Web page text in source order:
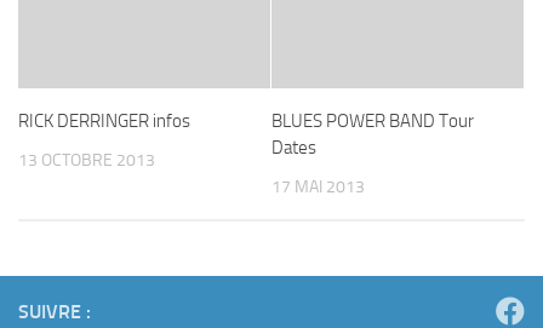
RICK DERRINGER infos
13 OCTOBRE 2013
BLUES POWER BAND Tour
Dates
17 MAI 2013
SUIVRE :